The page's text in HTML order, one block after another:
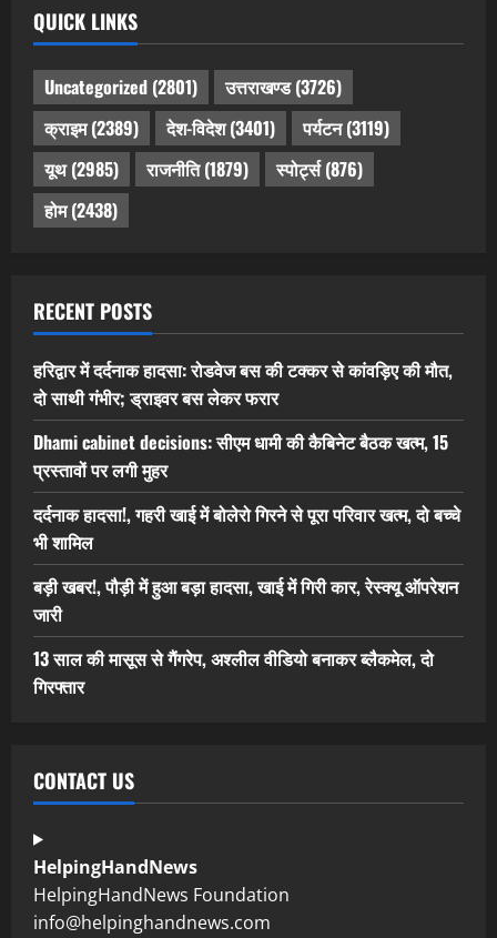
QUICK LINKS
Uncategorized (2801) उत्तराखण्ड(3726)
क्राइम(2389) देश-विदेश(3401) पर्यटन(3119)
यूथ(2985) राजनीति(1879) स्पोर्ट्स(876)
होम(2438)
RECENT POSTS
हरिद्वार में दर्दनाक हादसा: रोडवेज बस की टक्कर से कांवड़िए की मौत,
दो साथी गंभीर; ड्राइवर बस लेकर फरार
Dhami cabinet decisions: सीएम धामी की कैबिनेट बैठक खत्म, 15
प्रस्तावों पर लगी मुहर
दर्दनाक हादसा!, गहरी खाई में बोलेरो गिरने से पूरा परिवार खत्म, दो बच्चे
भी शामिल
बड़ी खबर!, पौड़ी में हुआ बड़ा हादसा, खाई में गिरी कार, रेस्क्यू ऑपरेशन
जारी
13 साल की मासूस से गैंगरेप, अश्लील वीडियो बनाकर ब्लैकमेल, दो
गिरफ्तार
CONTACT US
HelpingHandNews
HelpingHandNews Foundation
info@helpinghandnews.com